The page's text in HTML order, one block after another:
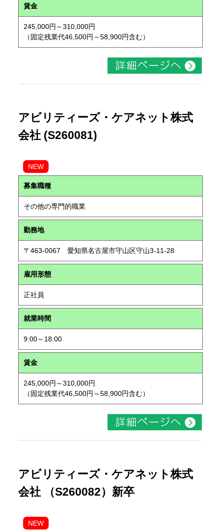
賃金
245,000円～310,000円
（固定残業代46,500円～58,900円含む）
アビリティーズ・ケアネット株式
会社 (S260081)
NEW
募集職種
その他の専門的職業
勤務地
〒463-0067 愛知県名古屋市守山区守山3-11-28
雇用形態
正社員
就業時間
9:00～18:00
賃金
245,000円～310,000円
（固定残業代46,500円～58,900円含む）
アビリティーズ・ケアネット株式
会社 （S260082）新卒
NEW